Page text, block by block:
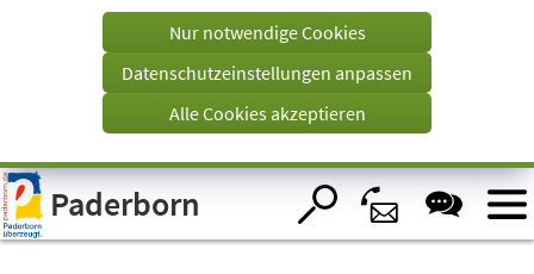
Visuelle
Assistenzsoftware
öffnen.
einem
Tab)
Nur notwendige Cookies
Datenschutzeinstellungen anpassen
Alle Cookies akzeptieren
Paderborn